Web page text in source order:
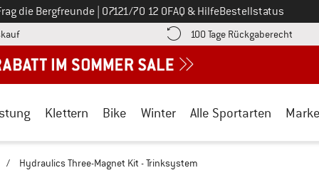
die Bergfreunde Ruf uns an unter
07121/70 12 0FAQ & HilfeBestellstatus
Finde die Zahlungs-Infos hier! Öffnet sich in einer Infobox
100 Tage Rückgaberecht
Klettern Bike Winter Alle Sportarten
/ Hydraulics Three-Magnet Kit - Trinksystem